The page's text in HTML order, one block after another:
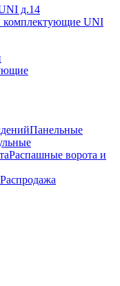
д.14
комплектующие UNI
Панельные
Распашные ворота и
Распродажа